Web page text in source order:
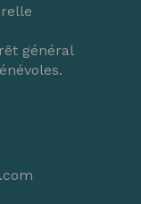
général